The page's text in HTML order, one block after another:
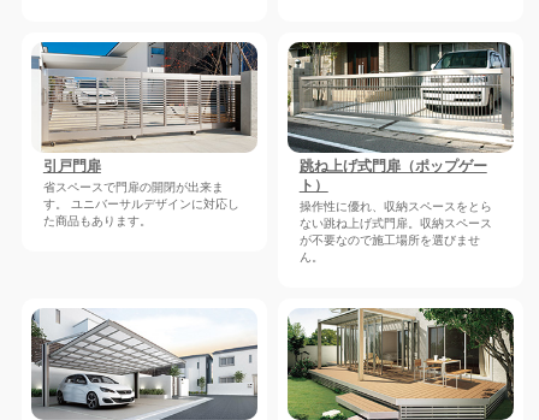
引戸門扉
省スペースで門扉の開閉が出来ま
す。 ユニバーサルデザインに対応し
た商品もあります。
跳ね上げ式門扉（ポップゲー
ト）
操作性に優れ、収納スペースをとら
ない跳ね上げ式門扉。収納スペース
が不要なので施工場所を選びませ
ん。